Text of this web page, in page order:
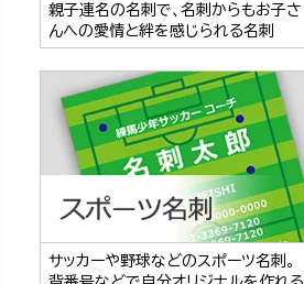
親子連名の名刺で、名刺からもお子さ
んへの愛情と絆を感じられる名刺
サッカーや野球などのスポーツ名刺。